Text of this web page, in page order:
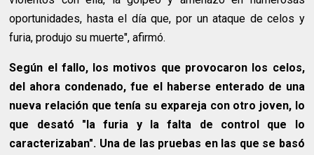
oportunidades, hasta el día que, por un ataque de celos y
furia, produjo su muerte", afirmó.
Según el fallo, los motivos que provocaron los celos,
del ahora condenado, fue el haberse enterado de una
nueva relación que tenía su expareja con otro joven, lo
que desató "la furia y la falta de control que lo
caracterizaban". Una de las pruebas en las que se basó